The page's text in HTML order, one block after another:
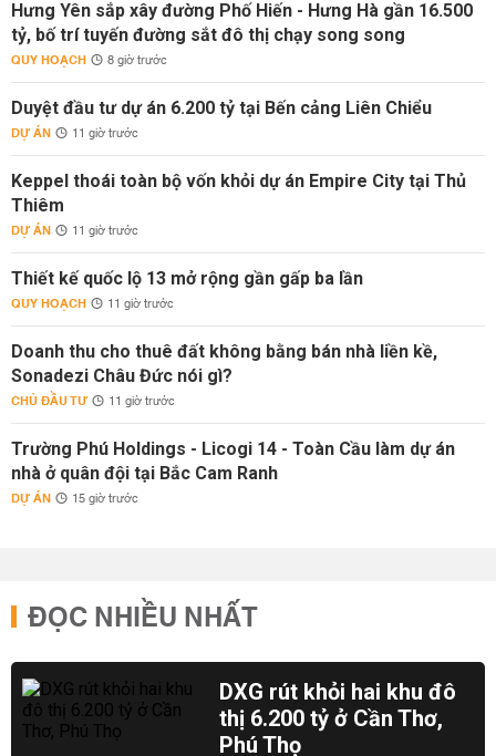
Hưng Yên sắp xây đường Phố Hiến - Hưng Hà gần 16.500
tỷ, bố trí tuyến đường sắt đô thị chạy song song
QUY HOẠCH 8 giờ trước
Duyệt đầu tư dự án 6.200 tỷ tại Bến cảng Liên Chiểu
DỰ ÁN 11 giờ trước
Keppel thoái toàn bộ vốn khỏi dự án Empire City tại Thủ
Thiêm
DỰ ÁN 11 giờ trước
Thiết kế quốc lộ 13 mở rộng gần gấp ba lần
QUY HOẠCH 11 giờ trước
Doanh thu cho thuê đất không bằng bán nhà liền kề,
Sonadezi Châu Đức nói gì?
CHỦ ĐẦU TƯ 11 giờ trước
Trường Phú Holdings - Licogi 14 - Toàn Cầu làm dự án
nhà ở quân đội tại Bắc Cam Ranh
DỰ ÁN 15 giờ trước
ĐỌC NHIỀU NHẤT
DXG rút khỏi hai khu đô
thị 6.200 tỷ ở Cần Thơ,
Phú Thọ